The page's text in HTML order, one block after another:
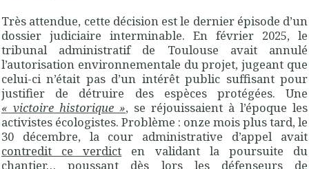
Très attendue, cette décision est le dernier épisode d’un
dossier judiciaire interminable. En février 2025, le
tribunal administratif de Toulouse avait annulé
l’autorisation environnementale du projet, jugeant que
celui-ci n’était pas d’un intérêt public suffisant pour
justifier de détruire des espèces protégées. Une
« victoire historique », se réjouissaient à l’époque les
activistes écologistes. Problème : onze mois plus tard, le
30 décembre, la cour administrative d’appel avait
contredit ce verdict en validant la poursuite du
chantier… poussant dès lors les défenseurs de